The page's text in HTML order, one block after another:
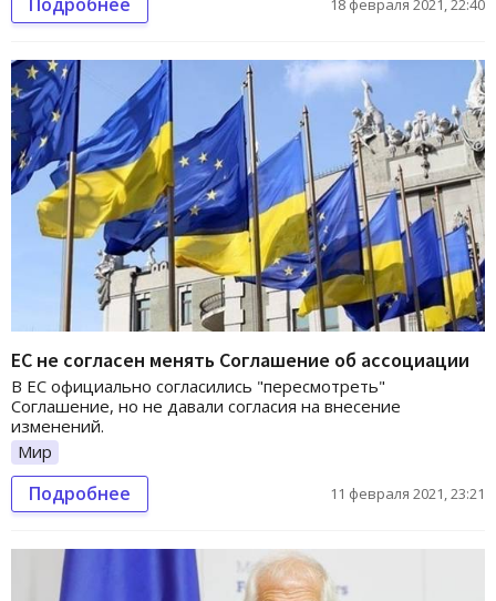
18 февраля 2021, 22:40
ЕС не согласен менять Соглашение об ассоциации
В ЕС официально согласились "пересмотреть"
Соглашение, но не давали согласия на внесение
изменений.
Мир
Подробнее 11 февраля 2021, 23:21